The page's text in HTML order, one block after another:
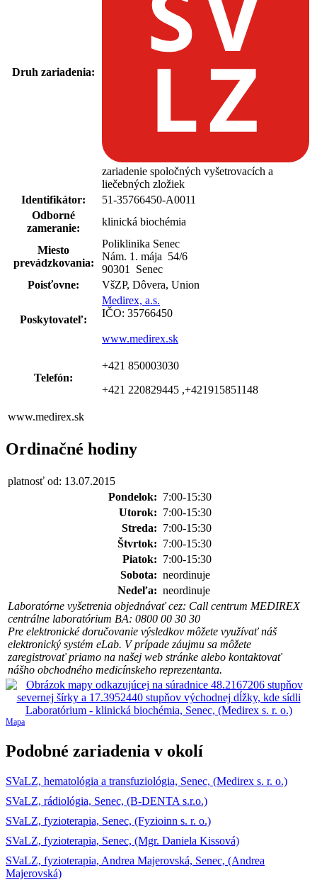
Druh zariadenia:
zariadenie spoločných vyšetrovacích a
liečebných zložiek
Identifikátor:
51-35766450-A0011
Odborné
zameranie:
klinická biochémia
Miesto
prevádzkovania:
Poliklinika Senec
Nám. 1. mája 54/6
90301 Senec
Poisťovne:
VšZP, Dôvera, Union
Poskytovateľ:
Medirex, a.s.
IČO: 35766450
www.medirex.sk
Telefón:
+421 850003030
+421 220829445 ,+421915851148
www.medirex.sk
Ordinačné hodiny
platnosť od: 13.07.2015
Pondelok: 7:00-15:30
Utorok: 7:00-15:30
Streda: 7:00-15:30
Štvrtok: 7:00-15:30
Piatok: 7:00-15:30
Sobota: neordinuje
Nedeľa: neordinuje
Laboratórne vyšetrenia objednávať cez: Call centrum MEDIREX
centrálne laboratórium BA: 0800 00 30 30
Pre elektronické doručovanie výsledkov môžete využívať náš
elektronický systém eLab. V prípade záujmu sa môžete
zaregistrovať priamo na našej web stránke alebo kontaktovať
nášho obchodného medicínskeho reprezentanta.
Mapa
Podobné zariadenia v okolí
SVaLZ, hematológia a transfuziológia, Senec, (Medirex s. r. o.)
SVaLZ, rádiológia, Senec, (B-DENTA s.r.o.)
SVaLZ, fyzioterapia, Senec, (Fyzioinn s. r. o.)
SVaLZ, fyzioterapia, Senec, (Mgr. Daniela Kissová)
SVaLZ, fyzioterapia, Andrea Majerovská, Senec, (Andrea
Majerovská)